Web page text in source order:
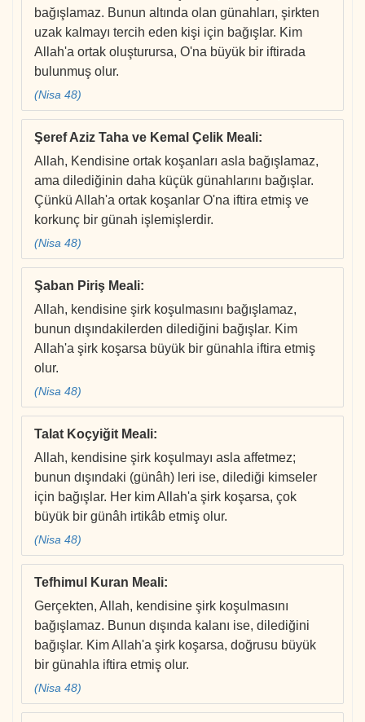
bağışlamaz. Bunun altında olan günahları, şirkten
uzak kalmayı tercih eden kişi için bağışlar. Kim
Allah'a ortak oluşturursa, O'na büyük bir iftirada
bulunmuş olur.
(Nisa 48)
Şeref Aziz Taha ve Kemal Çelik Meali:
Allah, Kendisine ortak koşanları asla bağışlamaz,
ama dilediğinin daha küçük günahlarını bağışlar.
Çünkü Allah'a ortak koşanlar O'na iftira etmiş ve
korkunç bir günah işlemişlerdir.
(Nisa 48)
Şaban Piriş Meali:
Allah, kendisine şirk koşulmasını bağışlamaz,
bunun dışındakilerden dilediğini bağışlar. Kim
Allah'a şirk koşarsa büyük bir günahla iftira etmiş
olur.
(Nisa 48)
Talat Koçyiğit Meali:
Allah, kendisine şirk koşulmayı asla affetmez;
bunun dışındaki (günâh) leri ise, dilediği kimseler
için bağışlar. Her kim Allah'a şirk koşarsa, çok
büyük bir günâh irtikâb etmiş olur.
(Nisa 48)
Tefhimul Kuran Meali:
Gerçekten, Allah, kendisine şirk koşulmasını
bağışlamaz. Bunun dışında kalanı ise, dilediğini
bağışlar. Kim Allah'a şirk koşarsa, doğrusu büyük
bir günahla iftira etmiş olur.
(Nisa 48)